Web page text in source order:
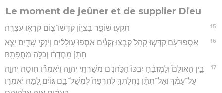
Le moment de jeûner et de supplier Dieu
15 תִּקְע֥וּ שׁוֹפָ֖ר בְּצִיּ֑וֹן קַדְּשׁוּ־צ֖וֹם קִרְא֥וּ עֲצָרָֽה׃
16
אִסְפוּ־עָ֞ם קַדְּשׁ֤וּ קָהָל֙ קִבְצ֣וּ זְקֵנִ֔ים אִסְפוּ֙ עֽוֹלָלִ֔ים וְיֹנְקֵ֖י שָׁדָ֑יִם יֵצֵ֤א
חָתָן֙ מֵֽחֶדְר֔וֹ וְכַלָּ֖ה מֵחֻפָּתָֽהּ׃
17
בֵּ֤ין הָאוּלָם֙ וְלַמִּזְבֵּ֔חַ יִבְכּוּ֙ הַכֹּ֣הֲנִ֔ים מְשָׁרְתֵ֖י יְהוָ֑ה וְֽיֹאמְר֞וּ ח֧וּסָה יְהוָ֣ה
עַל־עַמֶּ֗ךָ וְאַל־תִּתֵּ֨ן נַחֲלָתְךָ֤ לְחֶרְפָּה֙ לִמְשָׁל־בָּ֣ם גּוֹיִ֔ם לָ֚מָּה יֹאמְר֣וּ